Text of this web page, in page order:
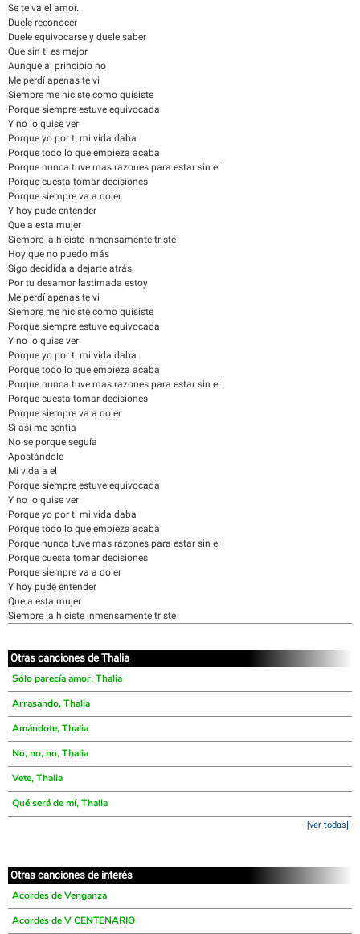
Se te va el amor.
Duele reconocer
Duele equivocarse y duele saber
Que sin ti es mejor
Aunque al principio no
Me perdí apenas te vi
Siempre me hiciste como quisiste
Porque siempre estuve equivocada
Y no lo quise ver
Porque yo por ti mi vida daba
Porque todo lo que empieza acaba
Porque nunca tuve mas razones para estar sin el
Porque cuesta tomar decisiones
Porque siempre va a doler
Y hoy pude entender
Que a esta mujer
Siempre la hiciste inmensamente triste
Hoy que no puedo más
Sigo decidida a dejarte atrás
Por tu desamor lastimada estoy
Me perdí apenas te vi
Siempre me hiciste como quisiste
Porque siempre estuve equivocada
Y no lo quise ver
Porque yo por ti mi vida daba
Porque todo lo que empieza acaba
Porque nunca tuve mas razones para estar sin el
Porque cuesta tomar decisiones
Porque siempre va a doler
Si así me sentía
No se porque seguía
Apostándole
Mi vida a el
Porque siempre estuve equivocada
Y no lo quise ver
Porque yo por ti mi vida daba
Porque todo lo que empieza acaba
Porque nunca tuve mas razones para estar sin el
Porque cuesta tomar decisiones
Porque siempre va a doler
Y hoy pude entender
Que a esta mujer
Siempre la hiciste inmensamente triste
Otras canciones de Thalia
Sólo parecía amor, Thalia
Arrasando, Thalia
Amándote, Thalia
No, no, no, Thalia
Vete, Thalia
Qué será de mí, Thalia
[ver todas]
Otras canciones de interés
Acordes de Venganza
Acordes de V CENTENARIO